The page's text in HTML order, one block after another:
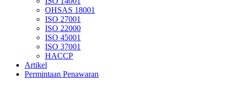
OHSAS 18001
ISO 27001
ISO 22000
ISO 45001
ISO 37001
HACCP
Artikel
Permintaan Penawaran